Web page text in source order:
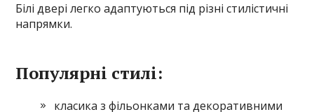
Білі двері легко адаптуються під різні стилістичні
напрямки.
Популярні стилі:
класика з фільонками та декоративними